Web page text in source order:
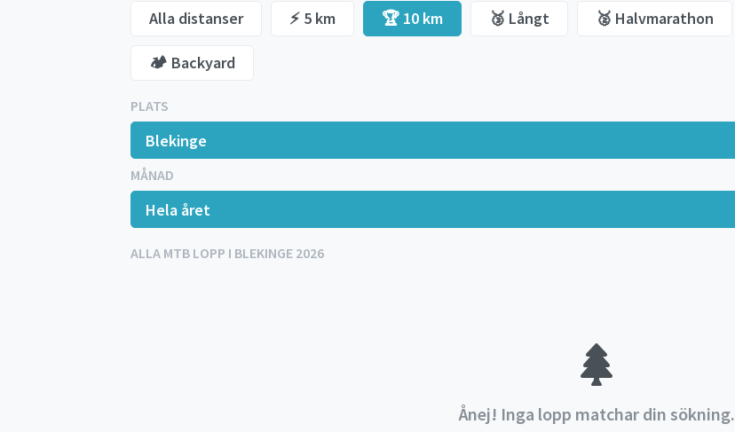
Alla distanser ⚡️ 5 km 🏆 10 km 🥉 Långt 🥈 Halvmarathon
🏕️ Backyard
PLATS
MÅNAD
ALLA MTB LOPP I BLEKINGE 2026
Ånej! Inga lopp matchar din sökning.